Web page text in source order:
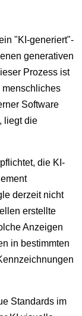
"KI-generiert"-
generativen
Prozess ist
menschliches
Software
liegt die
die KI-
derzeit nicht
erstellte
Anzeigen
in bestimmten
Standards im